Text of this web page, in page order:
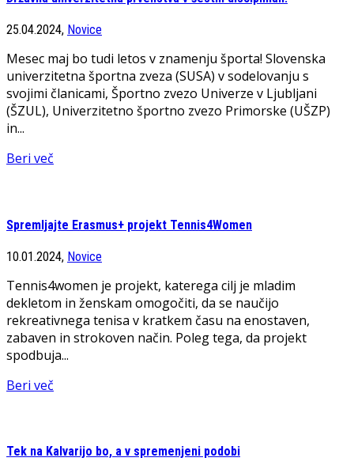
25.04.2024, Novice
Mesec maj bo tudi letos v znamenju športa! Slovenska
univerzitetna športna zveza (SUSA) v sodelovanju s
svojimi članicami, Športno zvezo Univerze v Ljubljani
(ŠZUL), Univerzitetno športno zvezo Primorske (UŠZP)
in...
Beri več
Spremljajte Erasmus+ projekt Tennis4Women
10.01.2024, Novice
Tennis4women je projekt, katerega cilj je mladim
dekletom in ženskam omogočiti, da se naučijo
rekreativnega tenisa v kratkem času na enostaven,
zabaven in strokoven način. Poleg tega, da projekt
spodbuja...
Beri več
Tek na Kalvarijo bo, a v spremenjeni podobi